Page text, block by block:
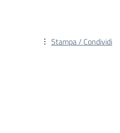
Stampa / Condividi